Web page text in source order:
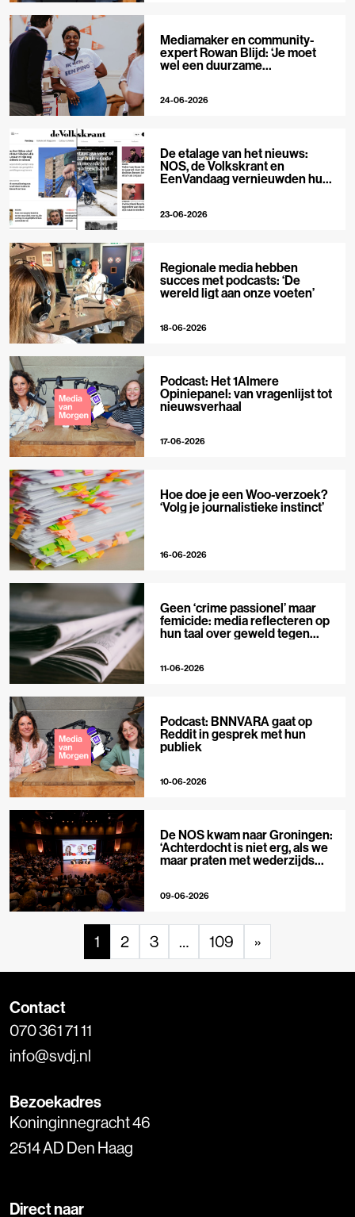
Mediamaker en community-
expert Rowan Blijd: ‘Je moet
wel een duurzame
24-06-2026
De etalage van het nieuws:
NOS, de Volkskrant en
EenVandaag vernieuwden hun
23-06-2026
Regionale media hebben
succes met podcasts: ‘De
wereld ligt aan onze voeten’
18-06-2026
Podcast: Het 1Almere
Opiniepanel: van vragenlijst tot
nieuwsverhaal
17-06-2026
Hoe doe je een Woo-verzoek?
‘Volg je journalistieke instinct’
16-06-2026
Geen ‘crime passionel’ maar
femicide: media reflecteren op
hun taal over geweld tegen
11-06-2026
Podcast: BNNVARA gaat op
Reddit in gesprek met hun
publiek
10-06-2026
De NOS kwam naar Groningen:
‘Achterdocht is niet erg, als we
maar praten met wederzijds
09-06-2026
1 2 3 … 109 »
Contact
070 361 71 11
info@svdj.nl
Bezoekadres
Koninginnegracht 46
2514 AD Den Haag
Direct naar